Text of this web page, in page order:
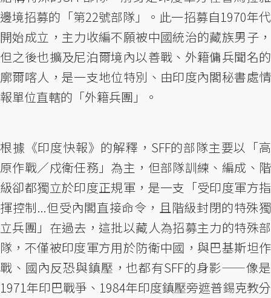
邊境招募的「第22號部隊」。此一招募自1970年代
開始成立，主力收編不願被中國統治的藏族男子，
但之後也擴及尼泊爾境內以善戰、外籍傭兵聞名的
廓爾喀人，是一支地位特別、由印度內閣秘書處情
報單位直轄的「外籍兵團」。
根據《印度快報》的解釋，SFF的部隊主要以「高
原作戰／戍衛任務」為主，但部隊訓練、編成、階
級卻都獨立於印度正規軍，是一支「受印度軍方指
揮控制...但受內閣直接命令，且階級封閉的特殊獨
立兵團」在過去，這批以藏人為招募主力的特殊部
隊，不僅被印度軍方用於防衛中國，與巴基斯坦作
戰、國內反恐與鎮壓，也都有SFF的身影——像是
1971年印巴戰爭、1984年印度鎮壓旁遮普錫克教分